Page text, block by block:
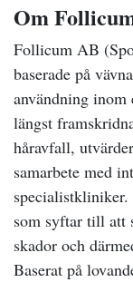
Om
Follicum AB
baserade på
användning inom
längst
håravfall,
samarbete med
som syftar till att
skador och
Baserat på